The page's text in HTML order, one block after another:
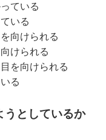
ている
いる
向けられる
けられる
を向けられる
る
うとしているか